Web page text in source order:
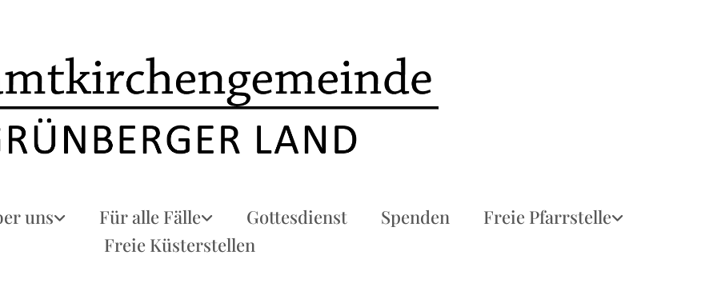
uns Für alle Fälle Gottesdienst Spenden
Freie Pfarrstelle
Freie Küsterstellen